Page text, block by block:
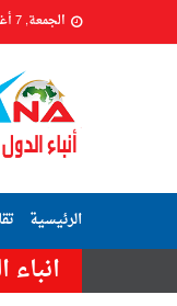
الجمعة, 7 أغسطس, 2026
الرئيسية
انباء
هزة